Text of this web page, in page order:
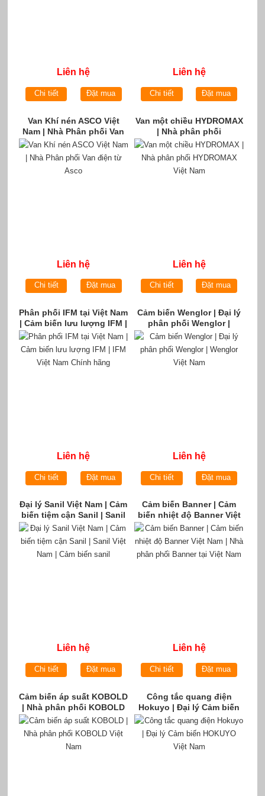
Liên hệ
Chi tiết Đặt mua
Liên hệ
Chi tiết Đặt mua
Van Khí nén ASCO Việt
Nam | Nhà Phân phối Van
điện từ Asco
Liên hệ
Chi tiết Đặt mua
Van một chiều HYDROMAX
| Nhà phân phối
HYDROMAX Việt Nam
Liên hệ
Chi tiết Đặt mua
Phân phối IFM tại Việt Nam
| Cảm biến lưu lượng IFM |
IFM Việt Nam Chính hãng
Liên hệ
Chi tiết Đặt mua
Cảm biến Wenglor | Đại lý
phân phối Wenglor |
Wenglor Việt Nam
Liên hệ
Chi tiết Đặt mua
Đại lý Sanil Việt Nam | Cảm
biến tiệm cận Sanil | Sanil
Việt Nam | Cảm biến sanil
Liên hệ
Chi tiết Đặt mua
Cảm biến Banner | Cảm
biến nhiệt độ Banner Việt
Nam | Nhà phân phối
Banner tại Việt Nam
Liên hệ
Chi tiết Đặt mua
Cảm biến áp suất KOBOLD
| Nhà phân phối KOBOLD
Việt Nam
Công tắc quang điện
Hokuyo | Đại lý Cảm biến
HOKUYO Việt Nam